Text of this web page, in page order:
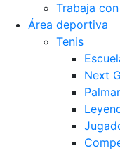
Trabaja
Área deportiva
Tenis
Next